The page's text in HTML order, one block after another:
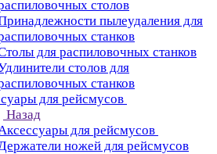
столов
пылеудаления для
станков
для распиловочных станков
столов для
станков
для рейсмусов
Назад
для рейсмусов
ножей для рейсмусов